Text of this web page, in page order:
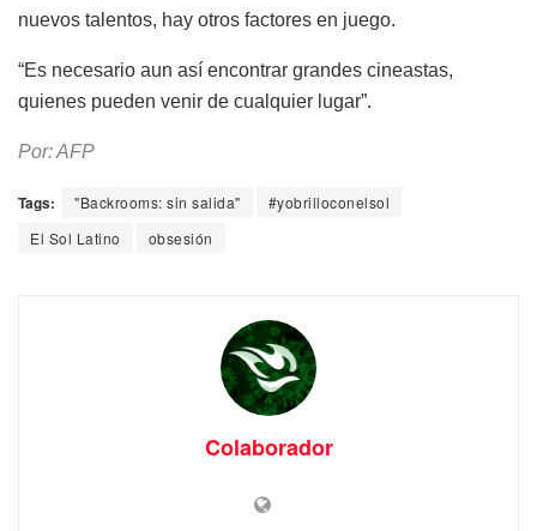
nuevos talentos, hay otros factores en juego.
“Es necesario aun así encontrar grandes cineastas,
quienes pueden venir de cualquier lugar”.
Por: AFP
Tags: "Backrooms: sin salida"
#yobrilloconelsol
El Sol Latino
obsesión
Colaborador